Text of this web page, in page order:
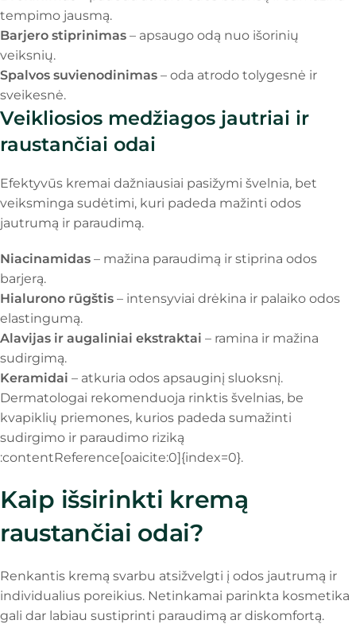
tempimo jausmą.
Barjero stiprinimas – apsaugo odą nuo išorinių
veiksnių.
Spalvos suvienodinimas – oda atrodo tolygesnė ir
sveikesnė.
Veikliosios medžiagos jautriai ir
raustančiai odai
Efektyvūs kremai dažniausiai pasižymi švelnia, bet
veiksminga sudėtimi, kuri padeda mažinti odos
jautrumą ir paraudimą.
Niacinamidas – mažina paraudimą ir stiprina odos
barjerą.
Hialurono rūgštis – intensyviai drėkina ir palaiko odos
elastingumą.
Alavijas ir augaliniai ekstraktai – ramina ir mažina
sudirgimą.
Keramidai – atkuria odos apsauginį sluoksnį.
Dermatologai rekomenduoja rinktis švelnias, be
kvapiklių priemones, kurios padeda sumažinti
sudirgimo ir paraudimo riziką
:contentReference[oaicite:0]{index=0}.
Kaip išsirinkti kremą
raustančiai odai?
Renkantis kremą svarbu atsižvelgti į odos jautrumą ir
individualius poreikius. Netinkamai parinkta kosmetika
gali dar labiau sustiprinti paraudimą ar diskomfortą.